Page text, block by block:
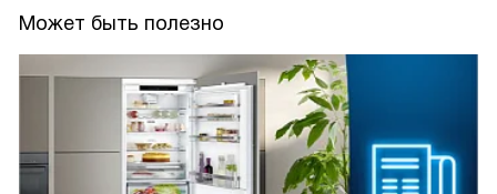
Может быть полезно